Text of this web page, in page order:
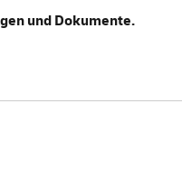
und Dokumente.